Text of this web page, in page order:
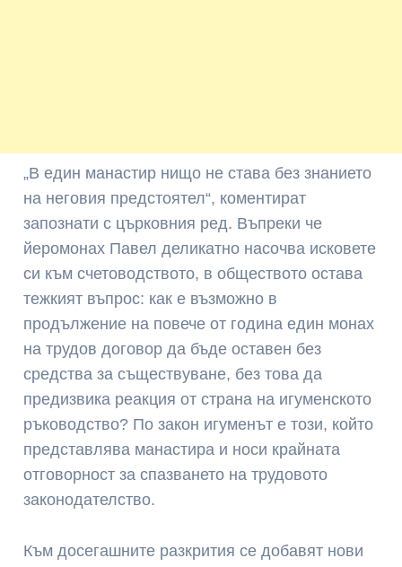
„В един манастир нищо не става без знанието
на неговия предстоятел“, коментират
запознати с църковния ред. Въпреки че
йеромонах Павел деликатно насочва исковете
си към счетоводството, в обществото остава
тежкият въпрос: как е възможно в
продължение на повече от година един монах
на трудов договор да бъде оставен без
средства за съществуване, без това да
предизвика реакция от страна на игуменското
ръководство? По закон игуменът е този, който
представлява манастира и носи крайната
отговорност за спазването на трудовото
законодателство.
Към досегашните разкрития се добавят нови